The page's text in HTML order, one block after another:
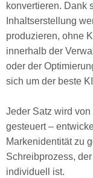
konvertieren. Dank
Inhaltserstellung
produzieren, ohne
innerhalb der
oder der
sich um der beste
Jeder Satz wird
gesteuert –
Markenidentität zu
Schreibprozess,
individuell ist.